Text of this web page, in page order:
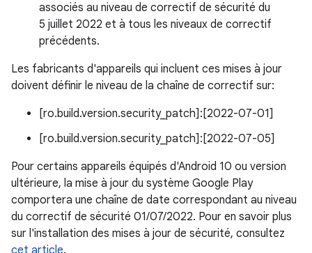
associés au niveau de correctif de sécurité du
5 juillet 2022 et à tous les niveaux de correctif
précédents.
Les fabricants d'appareils qui incluent ces mises à jour
doivent définir le niveau de la chaîne de correctif sur:
[ro.build.version.security_patch]:[2022-07-01]
[ro.build.version.security_patch]:[2022-07-05]
Pour certains appareils équipés d'Android 10 ou version
ultérieure, la mise à jour du système Google Play
comportera une chaîne de date correspondant au niveau
du correctif de sécurité 01/07/2022. Pour en savoir plus
sur l'installation des mises à jour de sécurité, consultez
cet article.